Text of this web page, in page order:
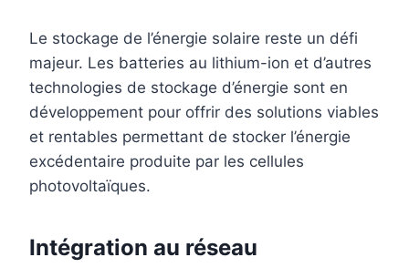
Le stockage de l’énergie solaire reste un défi
majeur. Les batteries au lithium-ion et d’autres
technologies de stockage d’énergie sont en
développement pour offrir des solutions viables
et rentables permettant de stocker l’énergie
excédentaire produite par les cellules
photovoltaïques.
Intégration au réseau